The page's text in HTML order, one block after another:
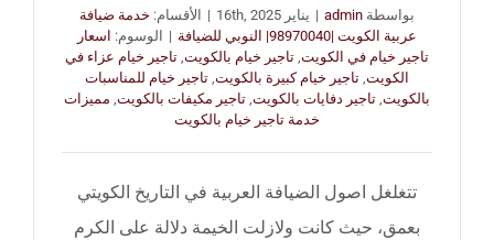
بواسطة admin
| يناير 16th, 2025 | الأقسام: خدمة ضيافة
عربية الكويت |98970040| النوبي للضيافة
| الوسوم: اسعار
تاجير خيام في الكويت, تاجير خيام بالكويت, تاجير خيام عزاء في
الكويت, تاجير خيام كبيرة بالكويت, تاجير خيام للمناسبات
بالكويت, تاجير دفايات بالكويت, تاجير مكيفات بالكويت, مميزات
خدمة تاجير خيام بالكويت
تتغلغل اصول الضيافة العربية في التاريخ الكويتي
بعمق، حيث كانت ولازلت الخيمة دلالة على الكرم